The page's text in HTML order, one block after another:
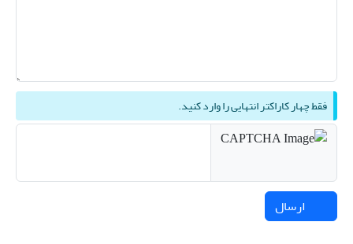
فقط چهار کاراکتر انتهایی را وارد کنید.
ارسال